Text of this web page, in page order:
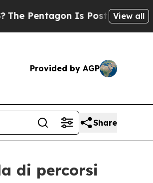
Is Posting CrypticView all
Provided by AGP
Share
di percorsi